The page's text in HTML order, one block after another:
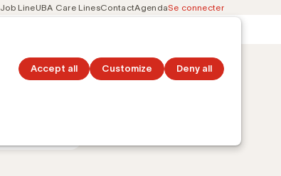
Accept all Customize Deny all
Job LineUBA Care LinesContactAgendaSe connecter